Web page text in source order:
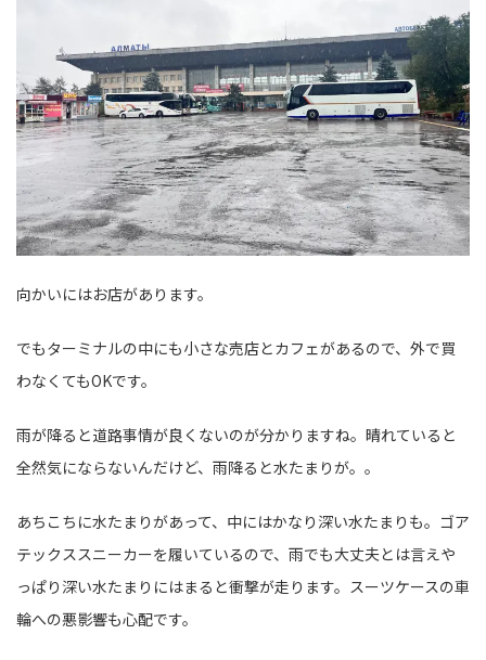
向かいにはお店があります。
でもターミナルの中にも小さな売店とカフェがあるので、外で買
わなくてもOKです。
雨が降ると道路事情が良くないのが分かりますね。晴れていると
全然気にならないんだけど、雨降ると水たまりが。。
あちこちに水たまりがあって、中にはかなり深い水たまりも。ゴア
テックススニーカーを履いているので、雨でも大丈夫とは言えや
っぱり深い水たまりにはまると衝撃が走ります。スーツケースの車
輪への悪影響も心配です。